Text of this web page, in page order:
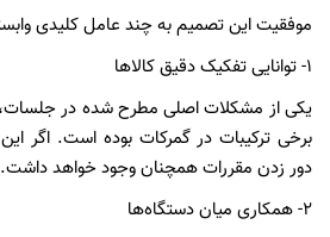
موفقیت این تصمیم به چند عامل کلیدی
۱- توانایی تفکیک دقیق کالاها
یکی از مشکلات اصلی مطرح شده در
برخی ترکیبات در گمرکات بوده است. اگر
دور زدن مقررات همچنان وجود خواهد داشت.
۲- همکاری میان دستگاه‌ها